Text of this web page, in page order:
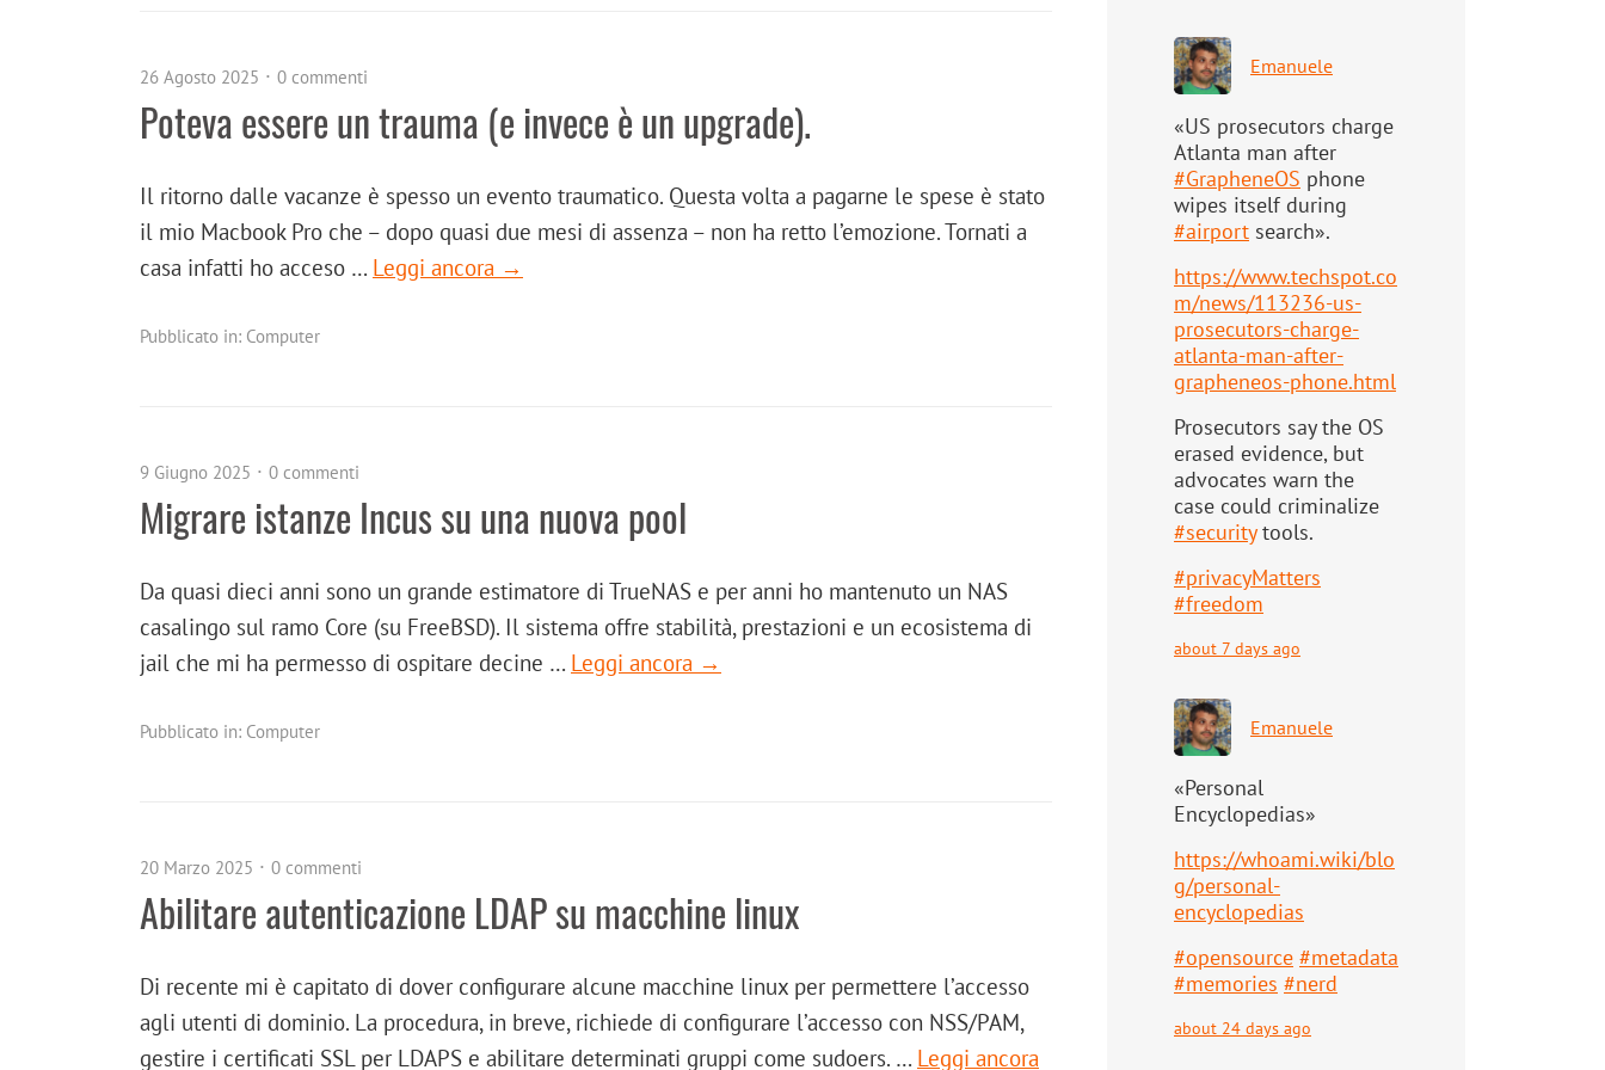
26 Agosto 2025 0 commenti
Poteva essere un trauma (e invece è un upgrade).
Il ritorno dalle vacanze è spesso un evento traumatico. Questa volta a pagarne le spese è stato
il mio Macbook Pro che – dopo quasi due mesi di assenza – non ha retto l’emozione. Tornati a
casa infatti ho acceso … Leggi ancora →
Pubblicato in: Computer
9 Giugno 2025 0 commenti
Migrare istanze Incus su una nuova pool
Da quasi dieci anni sono un grande estimatore di TrueNAS e per anni ho mantenuto un NAS
casalingo sul ramo Core (su FreeBSD). Il sistema offre stabilità, prestazioni e un ecosistema di
jail che mi ha permesso di ospitare decine … Leggi ancora →
Pubblicato in: Computer
20 Marzo 2025 0 commenti
Abilitare autenticazione LDAP su macchine linux
Di recente mi è capitato di dover configurare alcune macchine linux per permettere l’accesso
agli utenti di dominio. La procedura, in breve, richiede di configurare l’accesso con NSS/PAM,
gestire i certificati SSL per LDAPS e abilitare determinati gruppi come sudoers. … Leggi ancora
Emanuele
«US prosecutors charge
Atlanta man after
#GrapheneOS phone
wipes itself during
#airport search».
https://www.techspot.co
m/news/113236-us-
prosecutors-charge-
atlanta-man-after-
grapheneos-phone.html
Prosecutors say the OS
erased evidence, but
advocates warn the
case could criminalize
#securitytools.
#privacyMatters
#freedom
about 7 days ago
Emanuele
«Personal
Encyclopedias»
https://whoami.wiki/blo
g/personal-
encyclopedias
#opensource #metadata
#memories #nerd
about 24 days ago